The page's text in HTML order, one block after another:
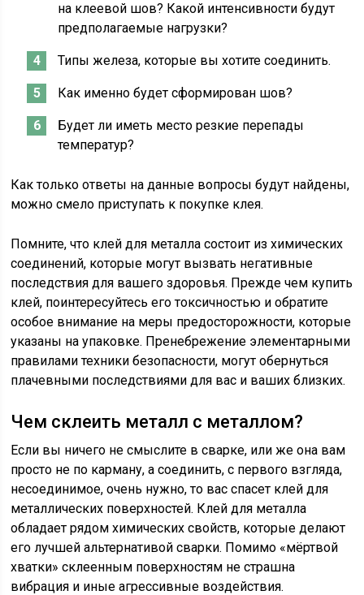
на клеевой шов? Какой интенсивности будут
предполагаемые нагрузки?
Типы железа, которые вы хотите соединить.
Как именно будет сформирован шов?
Будет ли иметь место резкие перепады
температур?
Как только ответы на данные вопросы будут найдены,
можно смело приступать к покупке клея.
Помните, что клей для металла состоит из химических
соединений, которые могут вызвать негативные
последствия для вашего здоровья. Прежде чем купить
клей, поинтересуйтесь его токсичностью и обратите
особое внимание на меры предосторожности, которые
указаны на упаковке. Пренебрежение элементарными
правилами техники безопасности, могут обернуться
плачевными последствиями для вас и ваших близких.
Чем склеить металл с металлом?
Если вы ничего не смыслите в сварке, или же она вам
просто не по карману, а соединить, с первого взгляда,
несоединимое, очень нужно, то вас спасет клей для
металлических поверхностей. Клей для металла
обладает рядом химических свойств, которые делают
его лучшей альтернативой сварки. Помимо «мёртвой
хватки» склеенным поверхностям не страшна
вибрация и иные агрессивные воздействия.